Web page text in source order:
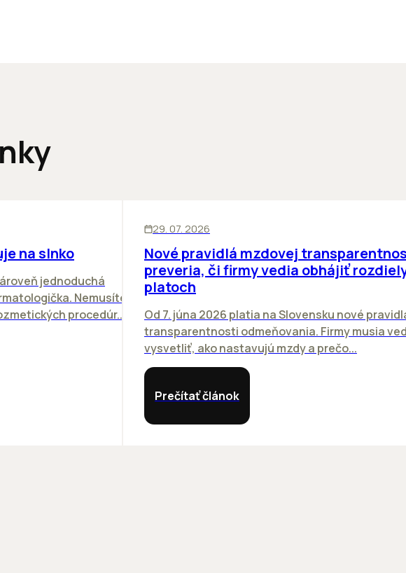
na slnko
jednoduchá
Nemusíte
procedúr...
29. 07. 2026
Nové pravidlá mzdovej
preveria, či firmy vedia obhájiť
platoch
Od 7. júna 2026 platia na Slovensku nové
transparentnosti odmeňovania. Firmy musia
vysvetliť, ako nastavujú mzdy a prečo...
Prečítať článok